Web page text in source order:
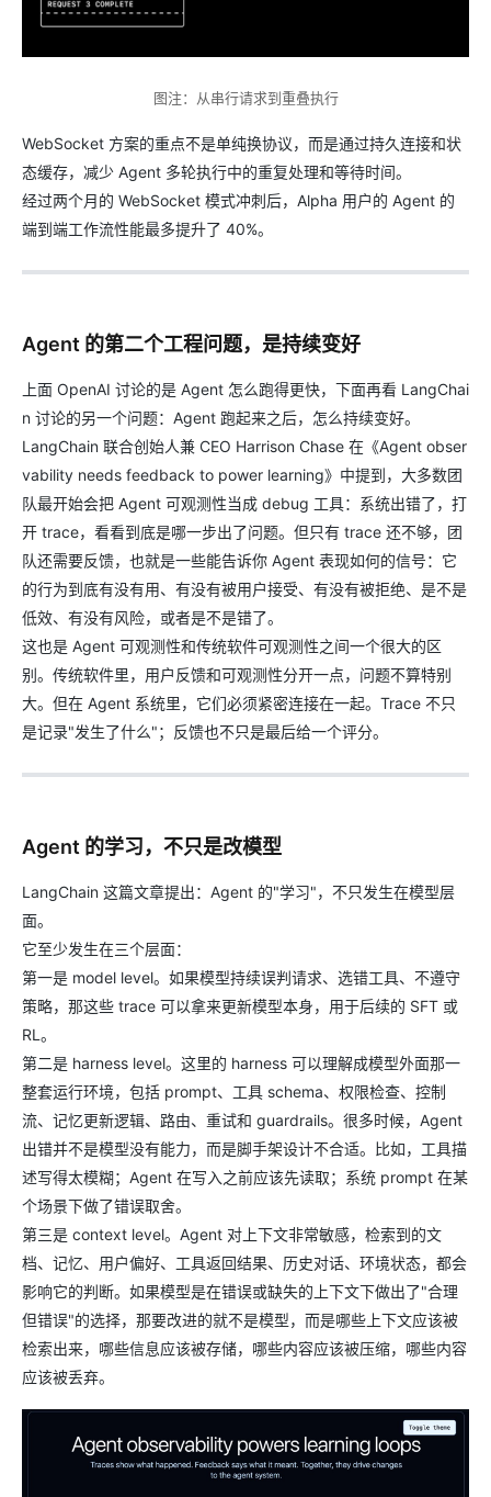
图注：从串行请求到重叠执行
WebSocket 方案的重点不是单纯换协议，而是通过持久连接和状
态缓存，减少 Agent 多轮执行中的重复处理和等待时间。
经过两个月的 WebSocket 模式冲刺后，Alpha 用户的 Agent 的
端到端工作流性能最多提升了 40%。
Agent 的第二个工程问题，是持续变好
上面 OpenAI 讨论的是 Agent 怎么跑得更快，下面再看 LangChai
n 讨论的另一个问题：Agent 跑起来之后，怎么持续变好。
LangChain 联合创始人兼 CEO Harrison Chase 在《Agent obser
vability needs feedback to power learning》中提到，大多数团
队最开始会把 Agent 可观测性当成 debug 工具：系统出错了，打
开 trace，看看到底是哪一步出了问题。但只有 trace 还不够，团
队还需要反馈，也就是一些能告诉你 Agent 表现如何的信号：它
的行为到底有没有用、有没有被用户接受、有没有被拒绝、是不是
低效、有没有风险，或者是不是错了。
这也是 Agent 可观测性和传统软件可观测性之间一个很大的区
别。传统软件里，用户反馈和可观测性分开一点，问题不算特别
大。但在 Agent 系统里，它们必须紧密连接在一起。Trace 不只
是记录"发生了什么"；反馈也不只是最后给一个评分。
Agent 的学习，不只是改模型
LangChain 这篇文章提出：Agent 的"学习"，不只发生在模型层
面。
它至少发生在三个层面：
第一是 model level。如果模型持续误判请求、选错工具、不遵守
策略，那这些 trace 可以拿来更新模型本身，用于后续的 SFT 或
RL。
第二是 harness level。这里的 harness 可以理解成模型外面那一
整套运行环境，包括 prompt、工具 schema、权限检查、控制
流、记忆更新逻辑、路由、重试和 guardrails。很多时候，Agent
出错并不是模型没有能力，而是脚手架设计不合适。比如，工具描
述写得太模糊；Agent 在写入之前应该先读取；系统 prompt 在某
个场景下做了错误取舍。
第三是 context level。Agent 对上下文非常敏感，检索到的文
档、记忆、用户偏好、工具返回结果、历史对话、环境状态，都会
影响它的判断。如果模型是在错误或缺失的上下文下做出了"合理
但错误"的选择，那要改进的就不是模型，而是哪些上下文应该被
检索出来，哪些信息应该被存储，哪些内容应该被压缩，哪些内容
应该被丢弃。